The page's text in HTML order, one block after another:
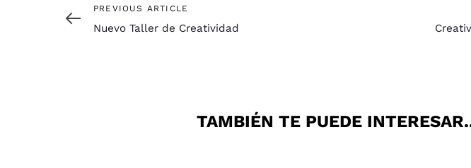
Previous
PREVIOUS ARTICLE
Nuevo Taller de Creatividad
TAMBIÉN TE PUEDE